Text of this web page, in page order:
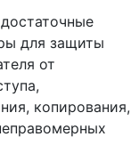
для защиты
от
копирования,